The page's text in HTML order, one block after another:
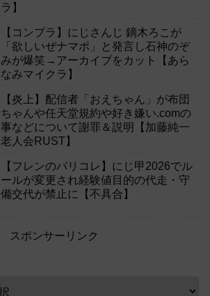
ラ】
【コンプラ】にじさんじ 鏑木ろこが
「欲しいぜナマポ」と発言し石神のぞ
みが爆笑→アーカイブをカット【あら
なみマイクラ】
【炎上】配信者「おえちゃん」が布団
ちゃんや任天堂規約や好き嫌い.comの
事などについて謝罪＆説明【加藤純一
老人会RUST】
【フレンのパリコレ】にじ甲2026でル
ールが変更され経験値目的の代走・守
備交代が禁止に【不具合】
スポンサーリンク